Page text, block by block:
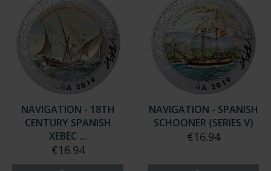
NAVIGATION - 18TH
CENTURY SPANISH
XEBEC ...
€16.94
NAVIGATION - SPANISH
SCHOONER (SERIES V)
€16.94